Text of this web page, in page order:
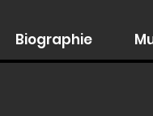
Biographie